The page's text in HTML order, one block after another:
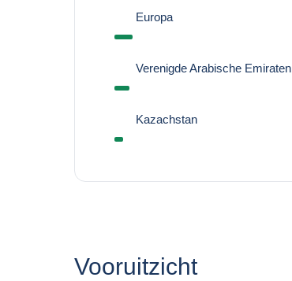
Europa
Verenigde Arabische Emiraten
Kazachstan
Vooruitzicht